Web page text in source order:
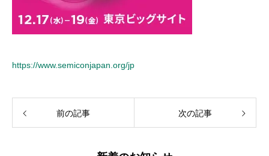
https://www.semiconjapan.org/jp
前の記事 次の記事